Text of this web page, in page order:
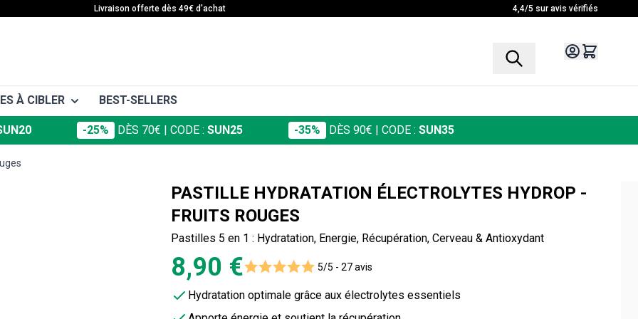
Livraison offerte dès 49€ d'achat 4,4/5 sur avis vérifiés
À CIBLER
& Seins
& Hanches
BEST-SELLERS
-25% DÈS 70€ | CODE : SUN25 -35% DÈS 90€ | CODE : SUN35
PASTILLE HYDRATATION ÉLECTROLYTES HYDROP -
FRUITS ROUGES
Pastilles 5 en 1 : Hydratation, Energie, Récupération, Cerveau & Antioxydant
8,90 € 5/5 - 27 avis
Hydratation optimale grâce aux électrolytes essentiels